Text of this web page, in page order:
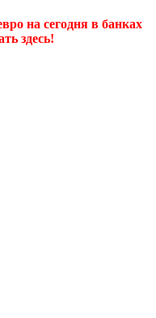
на сегодня в банках
здесь!